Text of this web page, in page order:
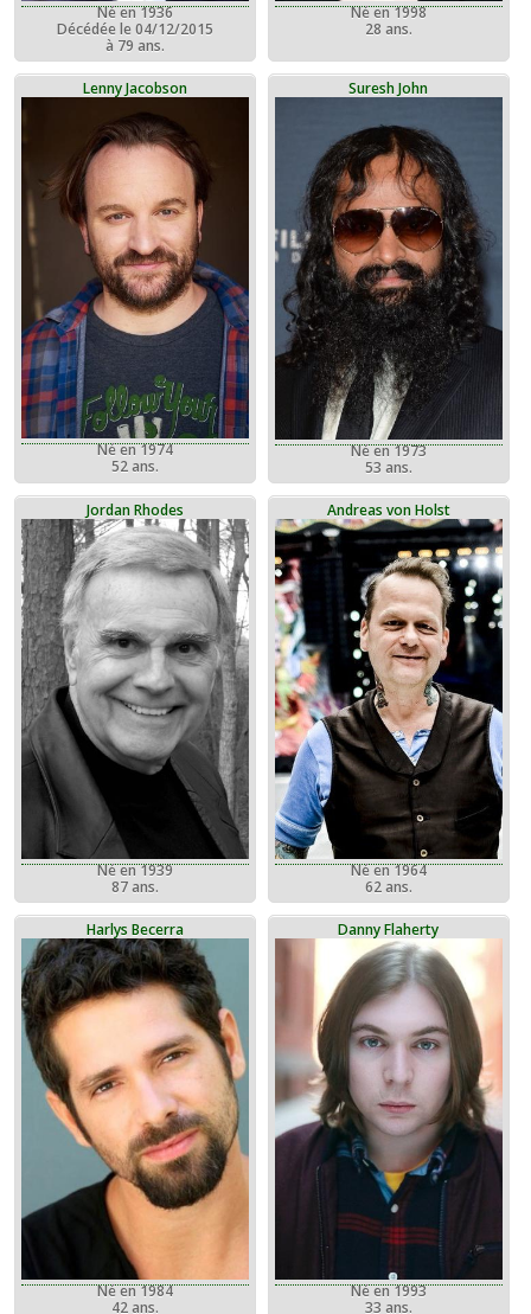
Né en 1936
Décédée le 04/12/2015
à 79 ans.
Né en 1998
28 ans.
Lenny Jacobson
Né en 1974
52 ans.
Suresh John
Né en 1973
53 ans.
Jordan Rhodes
Né en 1939
87 ans.
Andreas von Holst
Né en 1964
62 ans.
Harlys Becerra
Né en 1984
42 ans.
Danny Flaherty
Né en 1993
33 ans.